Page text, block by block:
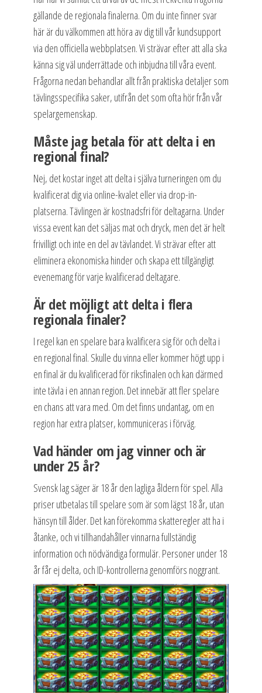
gällande de regionala finalerna. Om du inte finner svar
här är du välkommen att höra av dig till vår kundsupport
via den officiella webbplatsen. Vi strävar efter att alla ska
känna sig väl underrättade och inbjudna till våra event.
Frågorna nedan behandlar allt från praktiska detaljer som
tävlingsspecifika saker, utifrån det som ofta hör från vår
spelargemenskap.
Måste jag betala för att delta i en
regional final?
Nej, det kostar inget att delta i själva turneringen om du
kvalificerat dig via online-kvalet eller via drop-in-
platserna. Tävlingen är kostnadsfri för deltagarna. Under
vissa event kan det säljas mat och dryck, men det är helt
frivilligt och inte en del av tävlandet. Vi strävar efter att
eliminera ekonomiska hinder och skapa ett tillgängligt
evenemang för varje kvalificerad deltagare.
Är det möjligt att delta i flera
regionala finaler?
I regel kan en spelare bara kvalificera sig för och delta i
en regional final. Skulle du vinna eller kommer högt upp i
en final är du kvalificerad för riksfinalen och kan därmed
inte tävla i en annan region. Det innebär att fler spelare
en chans att vara med. Om det finns undantag, om en
region har extra platser, kommuniceras i förväg.
Vad händer om jag vinner och är
under 25 år?
Svensk lag säger är 18 år den lagliga åldern för spel. Alla
priser utbetalas till spelare som är som lägst 18 år, utan
hänsyn till ålder. Det kan förekomma skatteregler att ha i
åtanke, och vi tillhandahåller vinnarna fullständig
information och nödvändiga formulär. Personer under 18
år får ej delta, och ID-kontrollerna genomförs noggrant.